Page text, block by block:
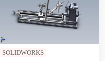
SOLIDWORKS